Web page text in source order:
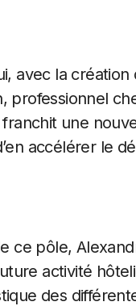
avec la création
professionnel
une
accélérer le
ce pôle,
activité
des